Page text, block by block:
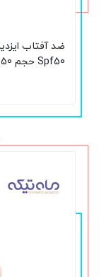
Spf50 حجم 50 میل